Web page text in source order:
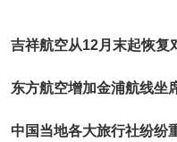
吉祥航空从12月末起恢复
东方航空增加金浦航线坐
中国当地各大旅行社纷纷